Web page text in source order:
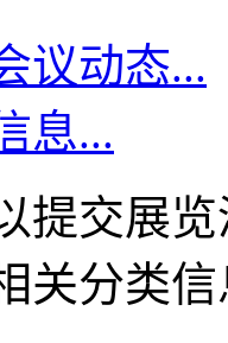
议动态...
息...
提交展
关分类